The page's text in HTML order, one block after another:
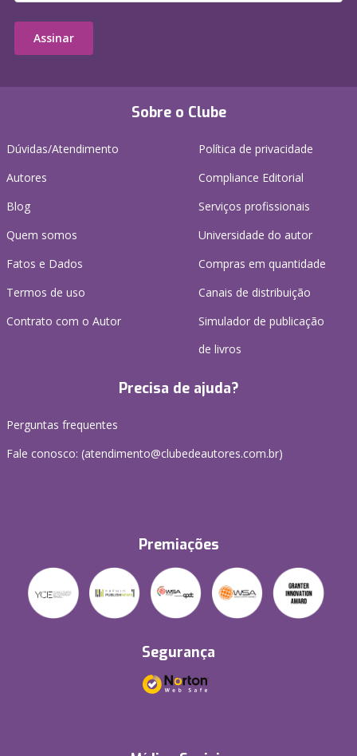
Sobre o Clube
Dúvidas/Atendimento
Autores
Blog
Quem somos
Fatos e Dados
Termos de uso
Contrato com o Autor
Política de privacidade
Compliance Editorial
Serviços profissionais
Universidade do autor
Compras em quantidade
Canais de distribuição
Simulador de publicação
de livros
Precisa de ajuda?
Perguntas frequentes
Fale conosco: (atendimento@clubedeautores.com.br)
Premiações
Segurança
Assinar